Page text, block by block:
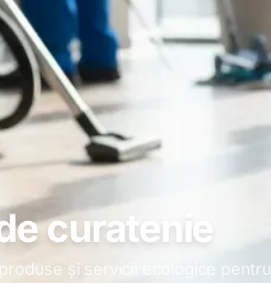
curatenie
și servicii ecologice pentru